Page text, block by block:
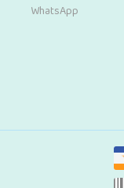
WhatsApp